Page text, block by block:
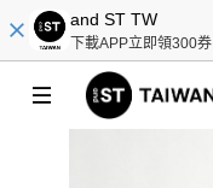
and ST TW
下載APP立即領300券